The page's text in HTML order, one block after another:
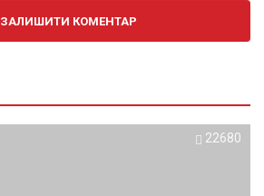
ЗАЛИШИТИ КОМЕНТАР
22680